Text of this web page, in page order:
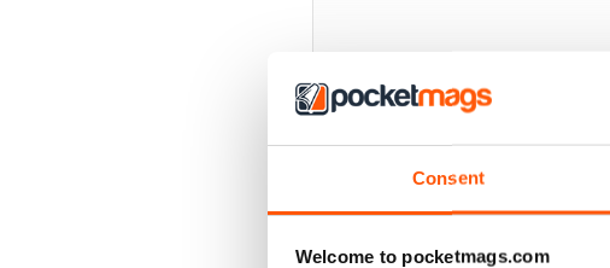
Consent
Welcome to pocketmags.com
EDIZIONI INDIETRO